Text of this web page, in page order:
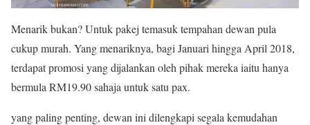
Menarik bukan? Untuk pakej temasuk tempahan dewan pula
cukup murah. Yang menariknya, bagi Januari hingga April 2018,
terdapat promosi yang dijalankan oleh pihak mereka iaitu hanya
bermula RM19.90 sahaja untuk satu pax.
yang paling penting, dewan ini dilengkapi segala kemudahan